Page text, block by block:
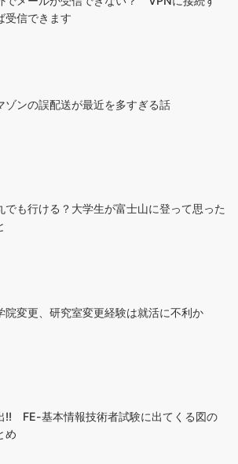
受信できます
ゾンの誤配送が最近を多すぎる話
でも行ける？大学生が富士山に登って思った
院変更、研究室変更経験は就活に不利か
!! FE-基本情報技術者試験に出てくる図の
め